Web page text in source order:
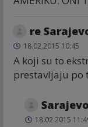
re
18.02.2015 10:45
A koji su to
prestavljaju po
Sarajevo
18.02.2015